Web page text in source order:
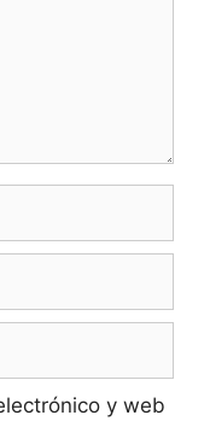
y web